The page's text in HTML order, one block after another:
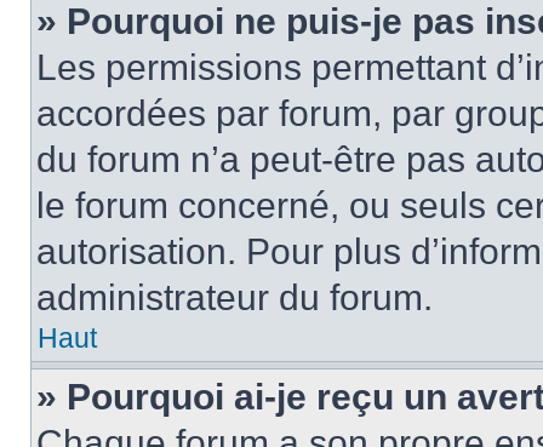
» Pourquoi ne puis-je pas
Les permissions permettant
accordées par forum, par
du forum n’a peut-être pas
le forum concerné, ou seuls
autorisation. Pour plus
administrateur du forum.
Haut
» Pourquoi ai-je reçu un